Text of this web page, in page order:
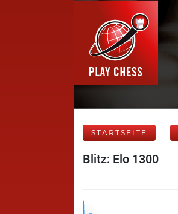
STARTSEITE
Blitz: Elo 1300